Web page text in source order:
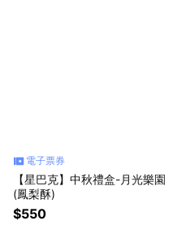
電子票券
【星巴克】中秋禮盒-月光樂園
(鳳梨酥)
$550